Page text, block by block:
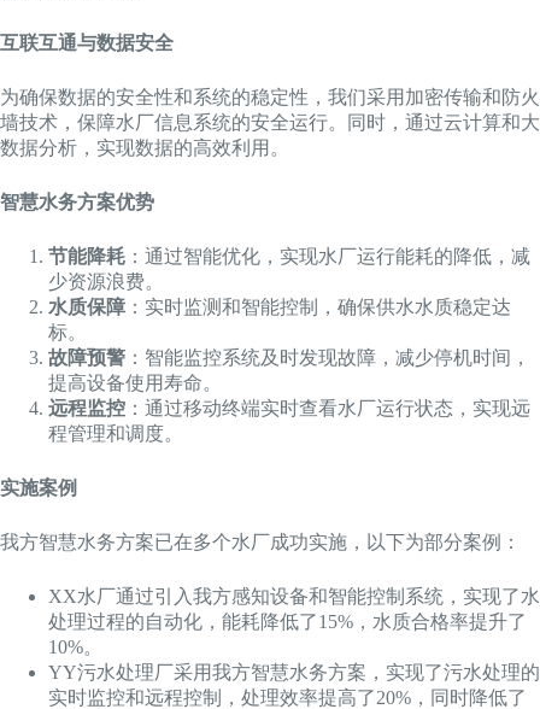
互联互通与数据安全
为确保数据的安全性和系统的稳定性，我们采用加密传输和防火
墙技术，保障水厂信息系统的安全运行。同时，通过云计算和大
数据分析，实现数据的高效利用。
智慧水务方案优势
节能降耗 ：通过智能优化，实现水厂运行能耗的降低，减
少资源浪费。
水质保障 ：实时监测和智能控制，确保供水水质稳定达
标。
故障预警 ：智能监控系统及时发现故障，减少停机时间，
提高设备使用寿命。
远程监控 ：通过移动终端实时查看水厂运行状态，实现远
程管理和调度。
实施案例
我方智慧水务方案已在多个水厂成功实施，以下为部分案例：
XX水厂通过引入我方感知设备和智能控制系统，实现了水
处理过程的自动化，能耗降低了15%，水质合格率提升了
10%。
YY污水处理厂采用我方智慧水务方案，实现了污水处理的
实时监控和远程控制，处理效率提高了20%，同时降低了